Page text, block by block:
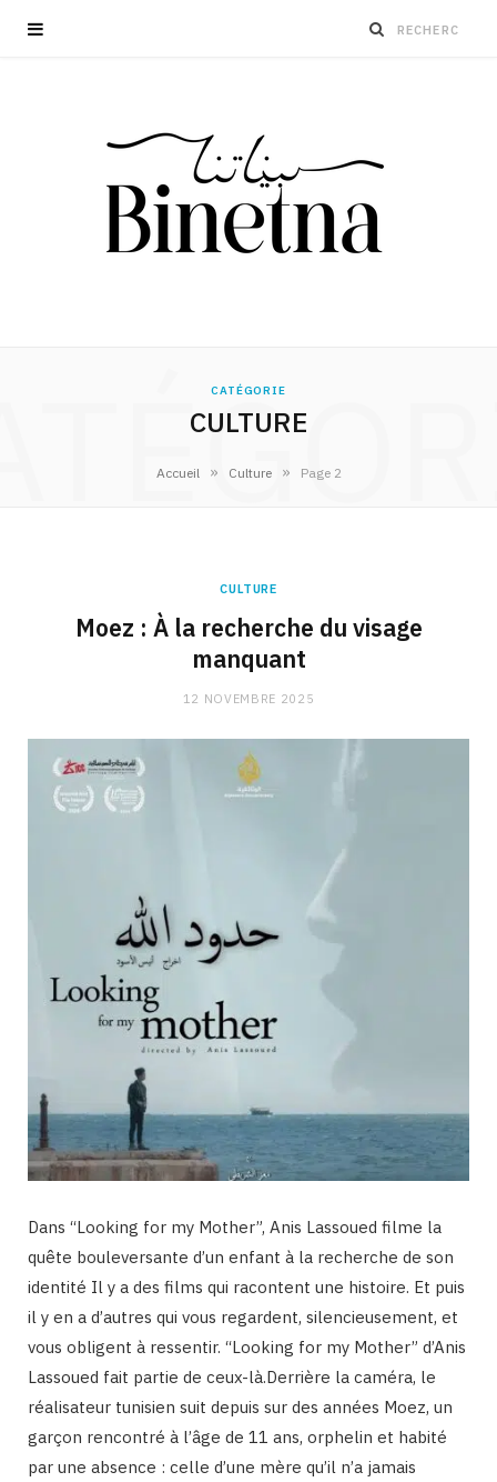
CATÉGORIE
CULTURE
Accueil » Culture » Page 2
CULTURE
Moez : À la recherche du visage
manquant
12 NOVEMBRE 2025
Dans “Looking for my Mother”, Anis Lassoued filme la
quête bouleversante d’un enfant à la recherche de son
identité Il y a des films qui racontent une histoire. Et puis
il y en a d’autres qui vous regardent, silencieusement, et
vous obligent à ressentir. “Looking for my Mother” d’Anis
Lassoued fait partie de ceux-là.Derrière la caméra, le
réalisateur tunisien suit depuis sur des années Moez, un
garçon rencontré à l’âge de 11 ans, orphelin et habité
par une absence : celle d’une mère qu’il n’a jamais